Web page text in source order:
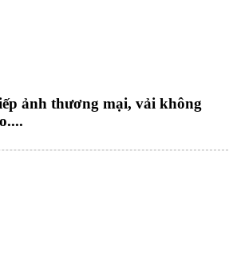
ảnh thương mại, vải không